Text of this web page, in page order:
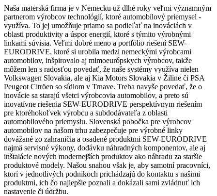
Naša materská firma je v Nemecku už dlhé roky veľmi významným
partnerom výrobcov technológií, ktoré automobilový priemysel ­
využíva. To jej umožňuje priamo sa podieľať na inováciách v
oblasti produktivity a úspor energií, ktoré s týmito výrobnými
linkami súvisia. Veľmi dobré meno a portfólio riešení SEW-
EURODRIVE, ktoré si urobila medzi nemeckými výrobcami
automobilov, inšpirovalo aj mimoeurópskych výrobcov, takže
môžem len s radosťou povedať, že naše systémy využíva nielen
Volkswagen Slovakia, ale aj Kia Motors Slovakia v Žiline či PSA
Peugeot Citröen so sídlom v Trnave. Treba navyše povedať, že o
inovácie sa starajú všetci výrobcovia automobilov, a preto sú
inovatívne riešenia SEW-EURODRIVE perspektívnym riešením
pre ktoréhokoľvek výrobcu a subdodávateľa z oblasti
automobilového priemyslu. Slovenská pobočka pre výrobcov
automobilov na našom trhu zabezpečuje pre výrobné linky
dovážané zo zahraničia a osadené produktmi SEW-EURODRIVE
najmä servisné výkony, dodávku náhradných komponentov, ale aj
inštalácie nových modernejších produktov ako náhradu za staršie
produktové modely. Našou snahou však je, aby samotní pracovníci,
ktorí v jednotlivých podnikoch prichádzajú do kontaktu s našimi
produktmi, ich čo najlepšie poznali a dokázali sami zvládnuť ich
nastavenie či údržbu.